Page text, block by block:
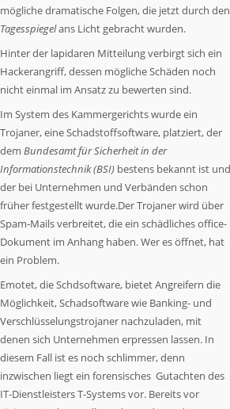
mögliche dramatische Folgen, die jetzt durch den
Tagesspiegelans Licht gebracht wurden.
Hinter der lapidaren Mitteilung verbirgt sich ein
Hackerangriff, dessen mögliche Schäden noch
nicht einmal im Ansatz zu bewerten sind.
Im System des Kammergerichts wurde ein
Trojaner, eine Schadstoffsoftware, platziert, der
dem Bundesamt für Sicherheit in der
Informationstechnik (BSI) bestens bekannt ist und
der bei Unternehmen und Verbänden schon
früher festgestellt wurde.Der Trojaner wird über
Spam-Mails verbreitet, die ein schädliches office-
Dokument im Anhang haben. Wer es öffnet, hat
ein Problem.
Emotet, die Schdsoftware, bietet Angreifern die
Möglichkeit, Schadsoftware wie Banking- und
Verschlüsselungstrojaner nachzuladen, mit
denen sich Unternehmen erpressen lassen. In
diesem Fall ist es noch schlimmer, denn
inzwischen liegt ein forensisches Gutachten des
IT-Dienstleisters T-Systems vor. Bereits vor